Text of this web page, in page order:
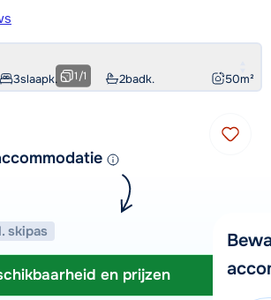
3slaapk. 2badk. 50m²
1/1
skipas
en prijzen